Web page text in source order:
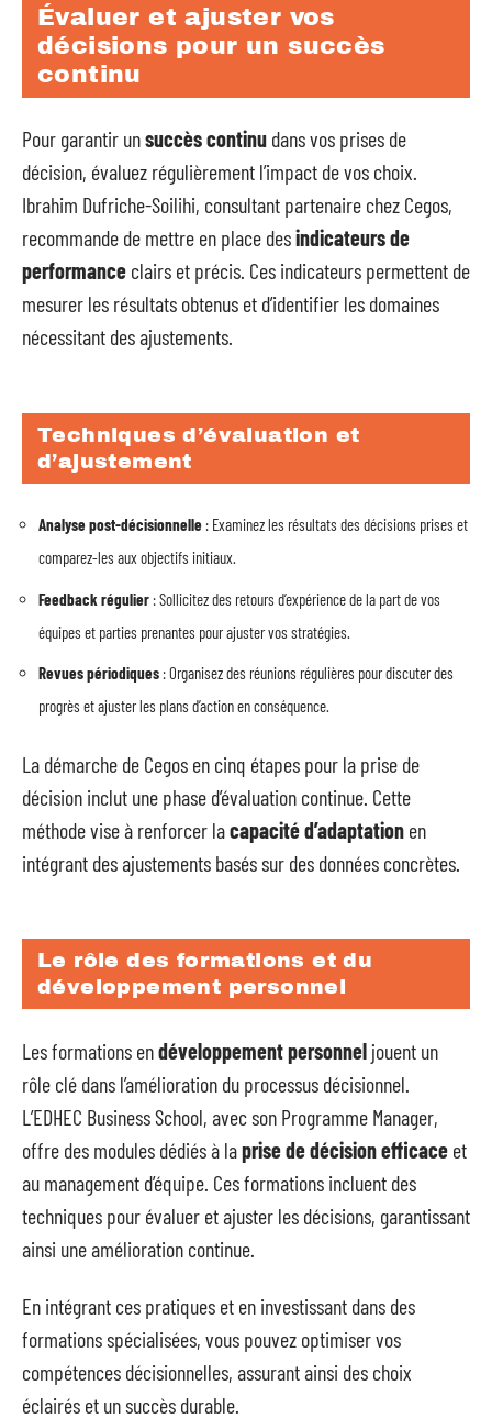
Évaluer et ajuster vos
décisions pour un succès
continu
Pour garantir unsuccès continu dans vos prises de
décision, évaluez régulièrement l’impact de vos choix.
Ibrahim Dufriche-Soilihi, consultant partenaire chez Cegos,
recommande de mettre en place desindicateurs de
performance clairs et précis. Ces indicateurs permettent de
mesurer les résultats obtenus et d’identifier les domaines
nécessitant des ajustements.
Techniques d’évaluation et
d’ajustement
Analyse post-décisionnelle : Examinez les résultats des décisions prises et
comparez-les aux objectifs initiaux.
Feedback régulier : Sollicitez des retours d’expérience de la part de vos
équipes et parties prenantes pour ajuster vos stratégies.
Revues périodiques : Organisez des réunions régulières pour discuter des
progrès et ajuster les plans d’action en conséquence.
La démarche de Cegos en cinq étapes pour la prise de
décision inclut une phase d’évaluation continue. Cette
méthode vise à renforcer lacapacité d’adaptation en
intégrant des ajustements basés sur des données concrètes.
Le rôle des formations et du
développement personnel
Les formations endéveloppement personnel jouent un
rôle clé dans l’amélioration du processus décisionnel.
L’EDHEC Business School, avec son Programme Manager,
offre des modules dédiés à laprise de décision efficace et
au management d’équipe. Ces formations incluent des
techniques pour évaluer et ajuster les décisions, garantissant
ainsi une amélioration continue.
En intégrant ces pratiques et en investissant dans des
formations spécialisées, vous pouvez optimiser vos
compétences décisionnelles, assurant ainsi des choix
éclairés et un succès durable.